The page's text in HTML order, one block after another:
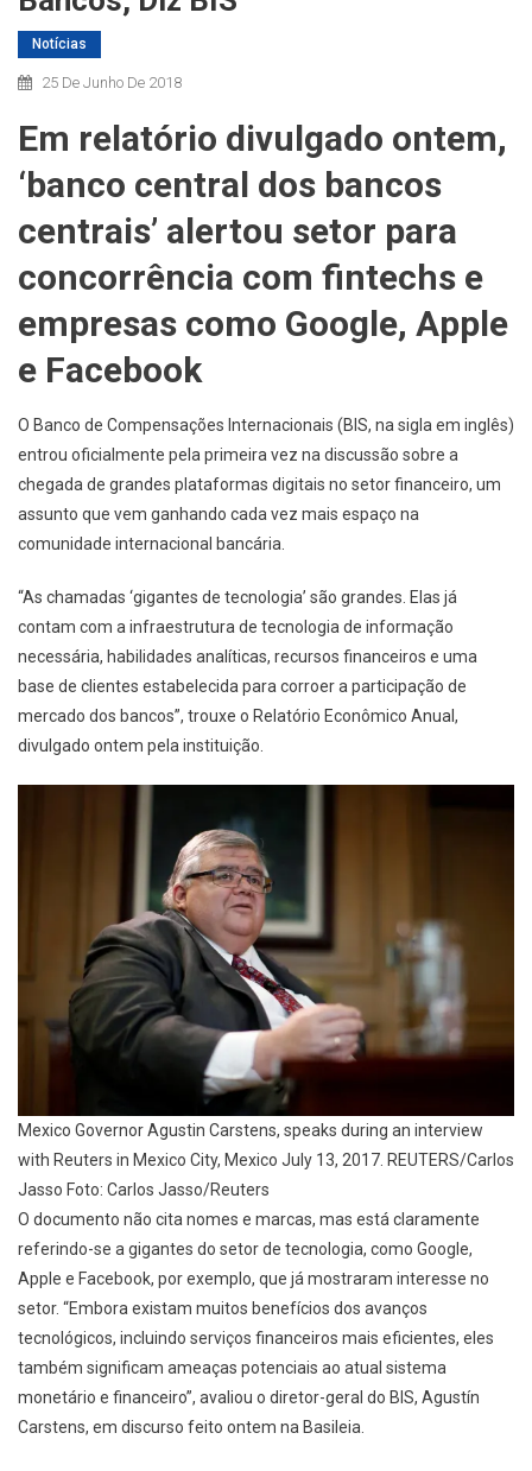
Notícias
25 De Junho De 2018
Em relatório divulgado ontem,
‘banco central dos bancos
centrais’ alertou setor para
concorrência com fintechs e
empresas como Google, Apple
e Facebook
O Banco de Compensações Internacionais (BIS, na sigla em inglês)
entrou oficialmente pela primeira vez na discussão sobre a
chegada de grandes plataformas digitais no setor financeiro, um
assunto que vem ganhando cada vez mais espaço na
comunidade internacional bancária.
“As chamadas ‘gigantes de tecnologia’ são grandes. Elas já
contam com a infraestrutura de tecnologia de informação
necessária, habilidades analíticas, recursos financeiros e uma
base de clientes estabelecida para corroer a participação de
mercado dos bancos”, trouxe o Relatório Econômico Anual,
divulgado ontem pela instituição.
Mexico Governor Agustin Carstens, speaks during an interview
with Reuters in Mexico City, Mexico July 13, 2017. REUTERS/Carlos
Jasso Foto: Carlos Jasso/Reuters
O documento não cita nomes e marcas, mas está claramente
referindo-se a gigantes do setor de tecnologia, como Google,
Apple e Facebook, por exemplo, que já mostraram interesse no
setor. “Embora existam muitos benefícios dos avanços
tecnológicos, incluindo serviços financeiros mais eficientes, eles
também significam ameaças potenciais ao atual sistema
monetário e financeiro”, avaliou o diretor-geral do BIS, Agustín
Carstens, em discurso feito ontem na Basileia.